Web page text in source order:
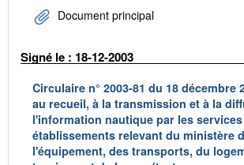
Document principal
Signé le : 18-12-2003
Circulaire n° 2003-81 du 18 décembre
au recueil, à la transmission et à la
l'information nautique par les
établissements relevant du ministère
l'équipement, des transports, du